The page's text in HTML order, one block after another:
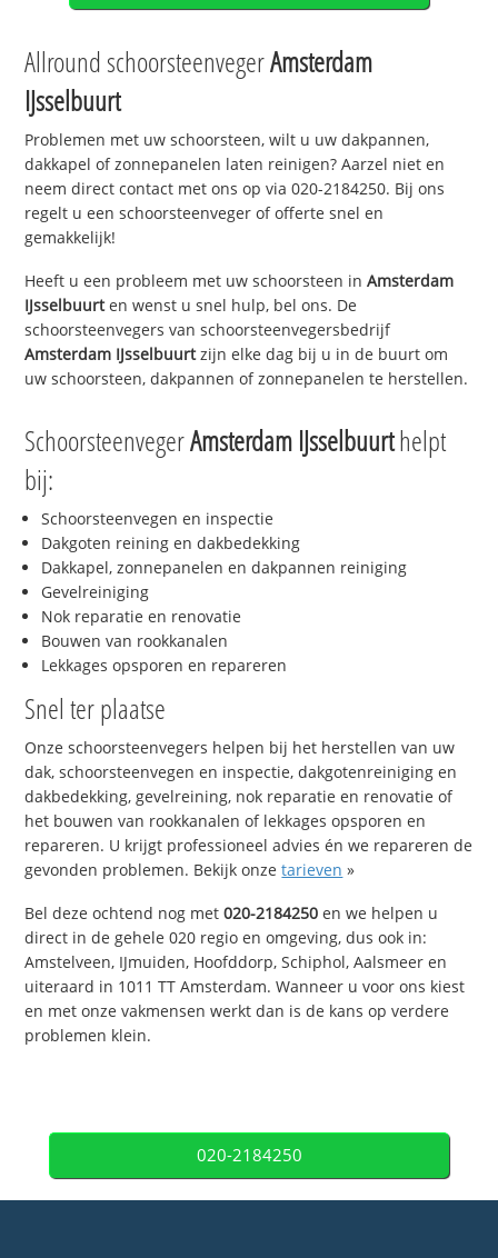
Allround schoorsteenvegerAmsterdam
IJsselbuurt
Problemen met uw schoorsteen, wilt u uw dakpannen,
dakkapel of zonnepanelen laten reinigen? Aarzel niet en
neem direct contact met ons op via 020-2184250. Bij ons
regelt u een schoorsteenveger of offerte snel en
gemakkelijk!
Heeft u een probleem met uw schoorsteen inAmsterdam
IJsselbuurten wenst u snel hulp, bel ons. De
schoorsteenvegers van schoorsteenvegersbedrijf
Amsterdam IJsselbuurtzijn elke dag bij u in de buurt om
uw schoorsteen, dakpannen of zonnepanelen te herstellen.
SchoorsteenvegerAmsterdam IJsselbuurthelpt
bij:
Schoorsteenvegen en inspectie
Dakgoten reining en dakbedekking
Dakkapel, zonnepanelen en dakpannen reiniging
Gevelreiniging
Nok reparatie en renovatie
Bouwen van rookkanalen
Lekkages opsporen en repareren
Snel ter plaatse
Onze schoorsteenvegers helpen bij het herstellen van uw
dak, schoorsteenvegen en inspectie, dakgotenreiniging en
dakbedekking, gevelreining, nok reparatie en renovatie of
het bouwen van rookkanalen of lekkages opsporen en
repareren. U krijgt professioneel advies én we repareren de
gevonden problemen. Bekijk onzetarieven »
Bel deze ochtend nog met020-2184250 en we helpen u
direct in de gehele 020 regio en omgeving, dus ook in:
Amstelveen, IJmuiden, Hoofddorp, Schiphol, Aalsmeer en
uiteraard in 1011 TT Amsterdam. Wanneer u voor ons kiest
en met onze vakmensen werkt dan is de kans op verdere
problemen klein.
020-2184250